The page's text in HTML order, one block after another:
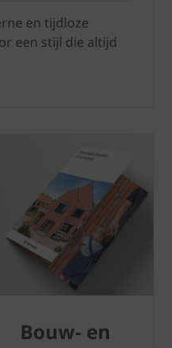
en tijdloze
een stijl die altijd
Bouw- en